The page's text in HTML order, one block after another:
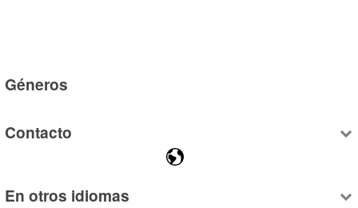
Géneros
Contacto
En otros idiomas